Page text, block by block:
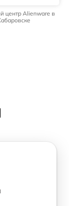
центр Alienware в